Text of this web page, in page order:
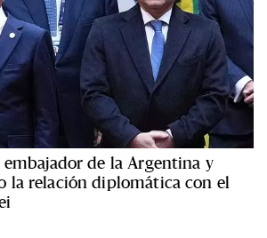
de la Argentina y
la relación diplomática con el